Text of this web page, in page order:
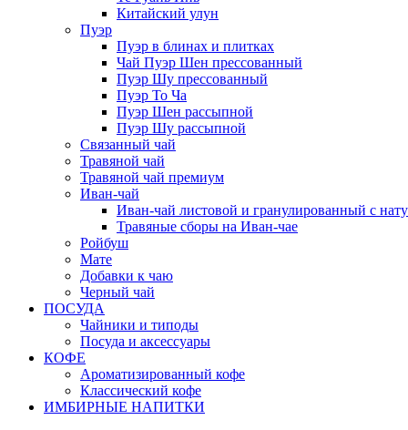
Китайский улун
Пуэр
Пуэр в блинах и плитках
Чай Пуэр Шен прессованный
Пуэр Шу прессованный
Пуэр То Ча
Пуэр Шен рассыпной
Пуэр Шу рассыпной
Связанный чай
Травяной чай
Травяной чай премиум
Иван-чай
Иван-чай листовой и гранулированный с
Травяные сборы на Иван-чае
Ройбуш
Мате
Добавки к чаю
Черный чай
ПОСУДА
Чайники и типоды
Посуда и аксессуары
КОФЕ
Ароматизированный кофе
Классический кофе
ИМБИРНЫЕ НАПИТКИ